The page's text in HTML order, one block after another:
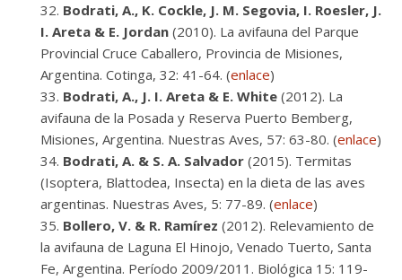
Bodrati, A., K. Cockle, J. M. Segovia, I. Roesler, J.
I. Areta & E. Jordan (2010). La avifauna del Parque
Provincial Cruce Caballero, Provincia de Misiones,
Argentina. Cotinga, 32: 41-64. (enlace)
Bodrati, A., J. I. Areta & E. White (2012). La
avifauna de la Posada y Reserva Puerto Bemberg,
Misiones, Argentina. Nuestras Aves, 57: 63-80. (enlace)
Bodrati, A. & S. A. Salvador (2015). Termitas
(Isoptera, Blattodea, Insecta) en la dieta de las aves
argentinas. Nuestras Aves, 5: 77-89. (enlace)
Bollero, V. & R. Ramírez (2012). Relevamiento de
la avifauna de Laguna El Hinojo, Venado Tuerto, Santa
Fe, Argentina. Período 2009/2011. Biológica 15: 119-